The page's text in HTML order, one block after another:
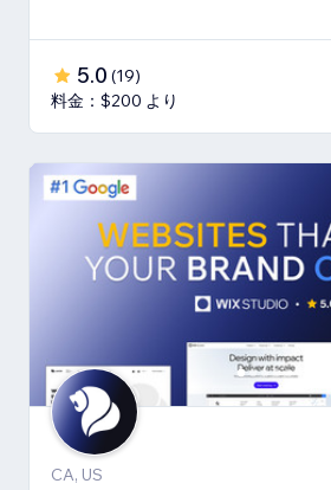
5.0 (19)
料金：$200 より
CA, US